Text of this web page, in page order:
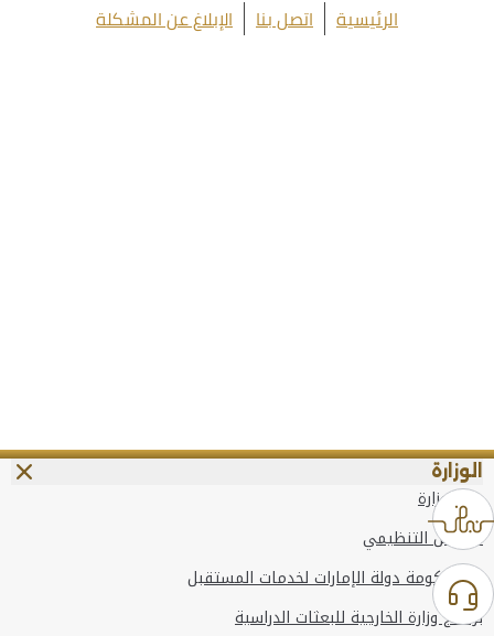
الرئيسية اتصل بنا الإبلاغ عن المشكلة
الوزارة
عن الوزارة
الهيكل التنظيمي
وعد حكومة دولة الإمارات لخدمات المستقبل
برنامج وزارة الخارجية للبعثات الدراسية